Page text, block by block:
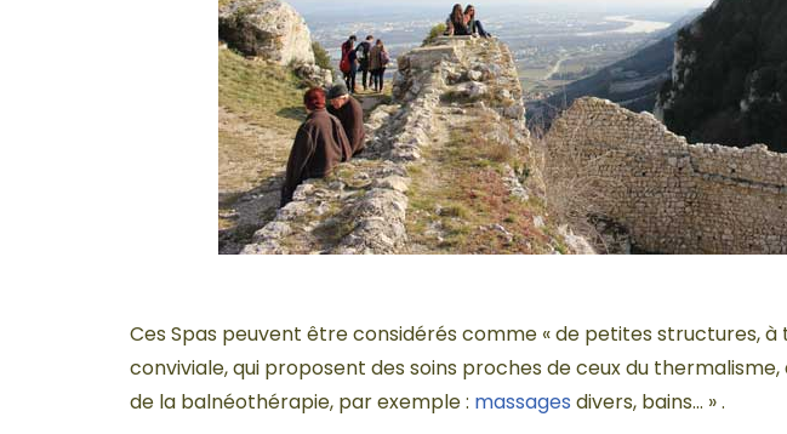
Ces Spas peuvent être considérés comme « de petites structures, à
conviviale, qui proposent des soins proches de ceux du
de la balnéothérapie, par exemple : massages divers, bains… » .